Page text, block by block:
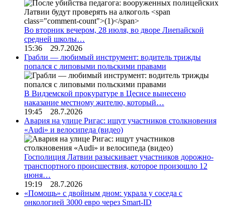
Во вторник вечером, 28 июля, во дворе Лиепайской
средней школы…
15:36 29.7.2026
Грабли — любимый инструмент: водитель трижды
попался с липовыми польскими правами
В Видземской прокуратуре в Цесисе вынесено
наказание местному жителю, который…
19:45 28.7.2026
Авария на улице Ригас: ищут участников столкновения
«Audi» и велосипеда (видео)
Госполиция Латвии разыскивает участников дорожно-
транспортного происшествия, которое произошло 12
июня…
19:19 28.7.2026
«Помощь» с двойным дном: украла у соседа с
онкологией 3000 евро через Smart-ID